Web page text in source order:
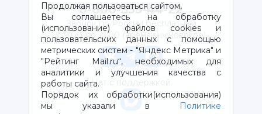
Продолжая пользоваться сайтом,
Вы соглашаетесь на обработку
(использование) файлов cookies и
пользовательских данных с помощью
метрических систем - "Яндекс Метрика" и
"Рейтинг Mail.ru“, необходимых для
аналитики и улучшения качества с
работы сайта.
Порядок их обработки(использования)
мы указали в
Политике
8-800-333-44-22
Звонок по России бесплатный
с 9:00 до 21:00 (время московское)
Чат с поддержкой